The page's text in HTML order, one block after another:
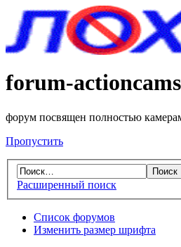
forum-
форум посвящен полностью
Пропустить
Расширенный поиск
Список форумов
Изменить размер шрифта